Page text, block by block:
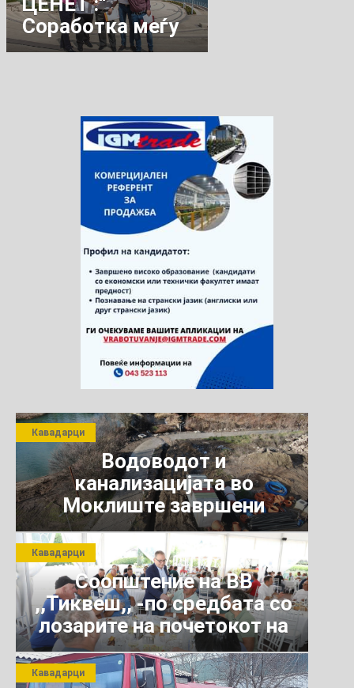
Соработка меѓу
пет мали
Водоводот и
канализацијата во
Моклиште завршени
Кавадарци
Соопштение на ВВ
,,Тиквеш,, -по средбата со
лозарите на почетокот на
јули 2026 г.
Кавадарци
Кавадарци